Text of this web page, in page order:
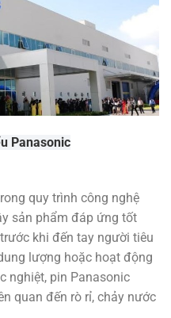
Panasonic
quy trình công nghệ
sản phẩm đáp ứng tốt
khi đến tay người tiêu
lượng hoặc hoạt động
nghiệt, pin Panasonic
quan đến rò rỉ, chảy nước